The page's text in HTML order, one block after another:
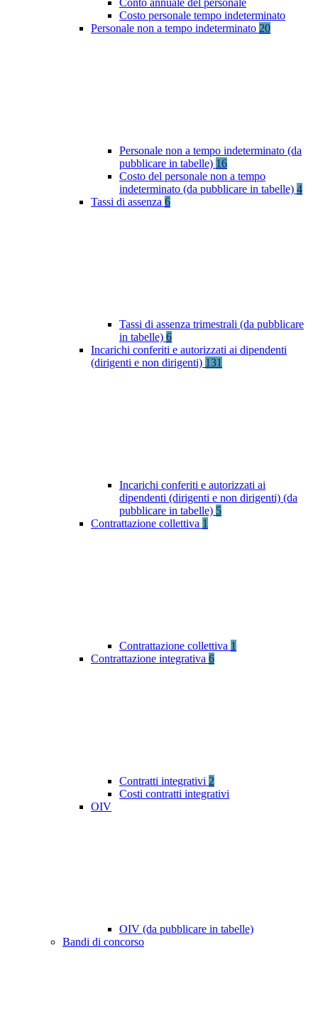
Conto annuale del personale
Costo personale tempo indeterminato
Personale non a tempo indeterminato 20
Personale non a tempo indeterminato (da
pubblicare in tabelle) 16
Costo del personale non a tempo
indeterminato (da pubblicare in tabelle) 4
Tassi di assenza 6
Tassi di assenza trimestrali (da pubblicare
in tabelle) 6
Incarichi conferiti e autorizzati ai dipendenti
(dirigenti e non dirigenti) 131
Incarichi conferiti e autorizzati ai
dipendenti (dirigenti e non dirigenti) (da
pubblicare in tabelle) 5
Contrattazione collettiva 1
Contrattazione collettiva 1
Contrattazione integrativa 6
Contratti integrativi 2
Costi contratti integrativi
OIV
OIV (da pubblicare in tabelle)
Bandi di concorso